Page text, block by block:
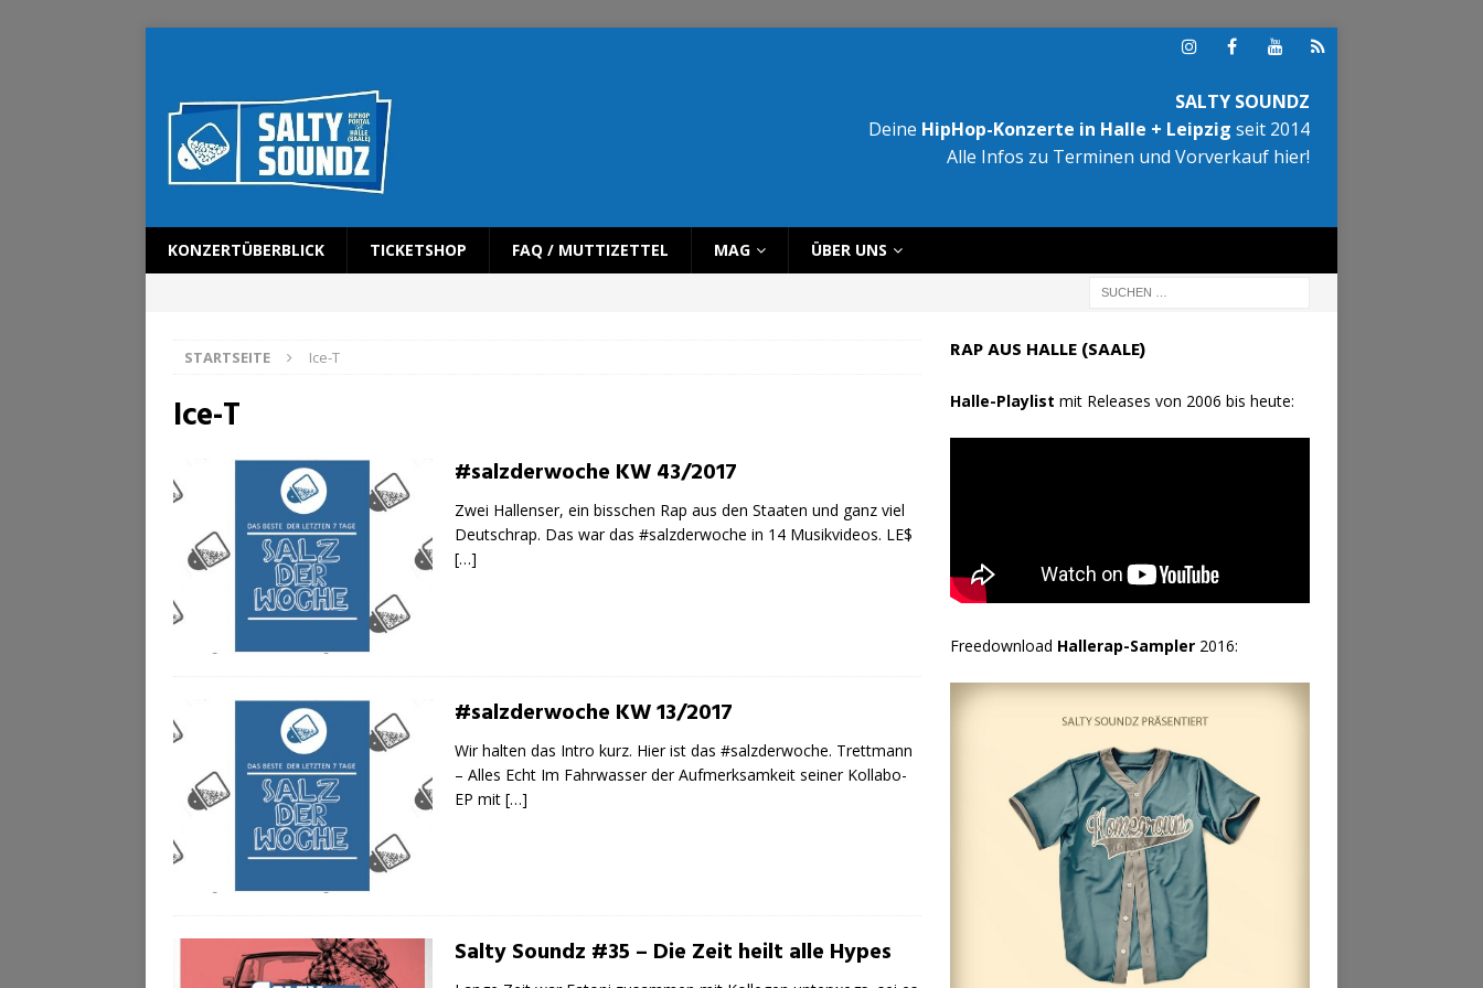
SALTY SOUNDZ
Deine HipHop-Konzerte in Halle + Leipzig seit 2014
Alle Infos zu Terminen und Vorverkauf hier!
KONZERTÜBERBLICK TICKETSHOP FAQ / MUTTIZETTEL MAG ÜBER UNS
STARTSEITE Ice-T
Ice-T
#salzderwoche KW 43/2017
Zwei Hallenser, ein bisschen Rap aus den Staaten und ganz viel
Deutschrap. Das war das #salzderwoche in 14 Musikvideos. LE$
[…]
#salzderwoche KW 13/2017
Wir halten das Intro kurz. Hier ist das #salzderwoche. Trettmann
– Alles Echt Im Fahrwasser der Aufmerksamkeit seiner Kollabo-
EP mit […]
Salty Soundz #35 – Die Zeit heilt alle Hypes
RAP AUS HALLE (SAALE)
Halle-Playlist mit Releases von 2006 bis heute:
Freedownload Hallerap-Sampler2016: